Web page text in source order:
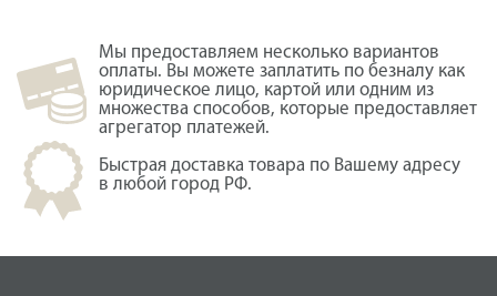
Мы предоставляем несколько вариантов
оплаты. Вы можете заплатить по безналу как
юридическое лицо, картой или одним из
множества способов, которые предоставляет
агрегатор платежей.
Быстрая доставка товара по Вашему адресу
в любой город РФ.